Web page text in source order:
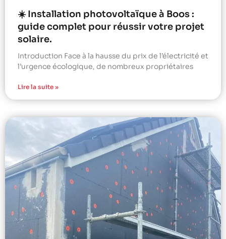
☀️ Installation photovoltaïque à Boos :
guide complet pour réussir votre projet
solaire.
Introduction Face à la hausse du prix de l’électricité et
l’urgence écologique, de nombreux propriétaires
Lire la suite »